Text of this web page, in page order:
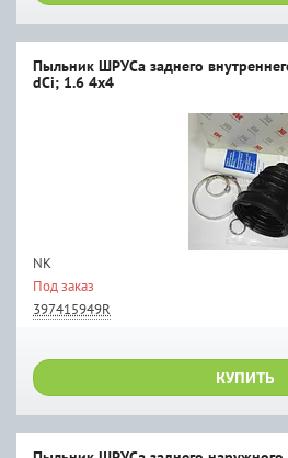
Пыльник ШРУСа заднего
dCi; 1.6 4х4
NK
Под заказ
397415949R
КУПИТЬ